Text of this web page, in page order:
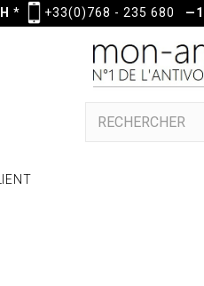
* +33(0)768 - 235 680